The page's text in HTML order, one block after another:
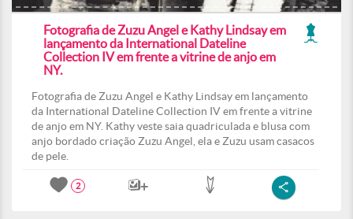
Fotografia de Zuzu Angel e Kathy Lindsay em
lançamento da International Dateline
Collection IV em frente a vitrine de anjo em
NY.
Fotografia de Zuzu Angel e Kathy Lindsay em lançamento
da International Dateline Collection IV em frente a vitrine
de anjo em NY. Kathy veste saia quadriculada e blusa com
anjo bordado criação Zuzu Angel, ela e Zuzu usam casacos
de pele.
2